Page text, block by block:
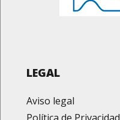
LEGAL
Aviso legal